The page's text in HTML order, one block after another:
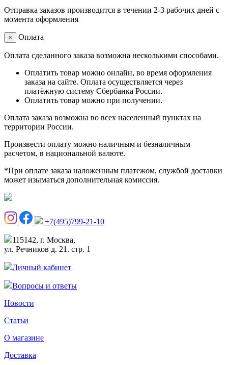
Отправка заказов производится в течении 2-3 рабочих дней с
момента оформления
× Оплата
Оплата сделанного заказа возможна несколькими способами.
Оплатить товар можно онлайн, во время оформления
заказа на сайте. Оплата осуществляется через
платёжную систему Сбербанка России.
Оплатить товар можно при получении.
Оплата заказа возможна во всех населенный пунктах на
территории России.
Произвести оплату можно наличным и безналичным
расчетом, в национальной валюте.
*При оплате заказа наложенным платежом, службой доставки
может изыматься дополнительная комиссия.
+7(495)799-21-10
115142, г. Москва,
ул. Речников д. 21. стр. 1
Личный кабинет
Вопросы и ответы
Новости
Статьи
О магазине
Доставка